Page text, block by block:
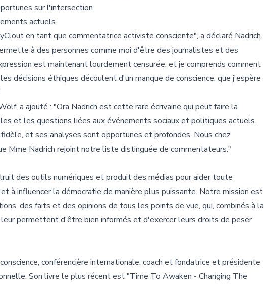
sur l'intersection
actuels.
en tant que commentatrice activiste consciente", a déclaré Nadrich.
à des personnes comme moi d'être des journalistes et des
est maintenant lourdement censurée, et je comprends comment
décisions éthiques découlent d'un manque de conscience, que j'espère
a ajouté : "Ora Nadrich est cette rare écrivaine qui peut faire la
et les questions liées aux événements sociaux et politiques actuels.
et ses analyses sont opportunes et profondes. Nous chez
Mme Nadrich rejoint notre liste distinguée de commentateurs."
des outils numériques et produit des médias pour aider toute
à influencer la démocratie de manière plus puissante. Notre mission est
des faits et des opinions de tous les points de vue, qui, combinés à la
permettent d'être bien informés et d'exercer leurs droits de peser
conférencière internationale, coach et fondatrice et présidente
Son livre le plus récent est "Time To Awaken - Changing The